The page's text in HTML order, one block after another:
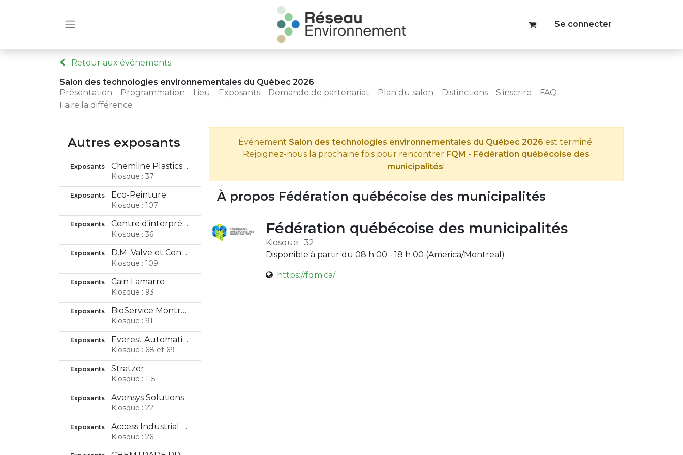
Se connecter
Retour aux événements
Salon des technologies environnementales du Québec 2026
Présentation
Programmation Lieu Exposants Demande de partenariat Plan du salon Distinctions S'inscrire
FAQ
Faire la différence
Autres exposants
Exposants Chemline Plastics Ltd
Kiosque : 37
Exposants Éco-Peinture
Kiosque : 107
Exposants Centre d'interprétation de l'eau
Kiosque : 36
Exposants D.M. Valve et Contrôles Inc.
Kiosque : 109
Exposants Cain Lamarre
Kiosque : 93
Exposants BioService Montréal Inc.
Kiosque : 91
Exposants Everest Automation
Kiosque : 68 et 69
Exposants Stratzer
Kiosque : 115
Exposants Avensys Solutions
Kiosque : 22
Exposants Access Industrial Inc.
Kiosque : 26
Événement Salon des technologies environnementales du Québec 2026 est terminé.
Rejoignez-nous la prochaine fois pour rencontrer FQM - Fédération québécoise des
municipalités!
À propos Fédération québécoise des municipalités
Fédération québécoise des municipalités
Kiosque : 32
Disponible à partir du 08 h 00 - 18 h 00 (America/Montreal )
https://fqm.ca/